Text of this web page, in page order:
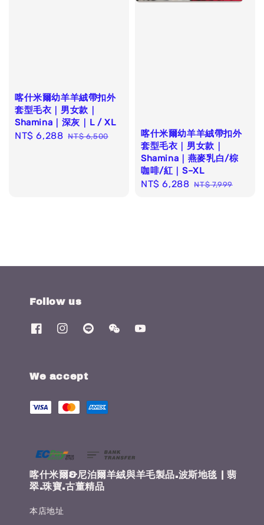
喀什米爾幼羊羊絨帶扣外
套型毛衣｜男女款｜
Shamina｜深灰｜L / XL
Sale
NT$ 6,288 Regular
NT$ 6,500
喀什米爾幼羊羊絨帶扣外
套型毛衣｜男女款｜
Shamina｜燕麥乳白/棕
咖啡/紅｜S–XL
Sale
NT$ 6,288 Regular
NT$ 7,999
Follow us
We accept
喀什米爾&尼泊爾羊絨與羊毛製品.波斯地毯 | 翡
翠.珠寶.古董精品
本店地址